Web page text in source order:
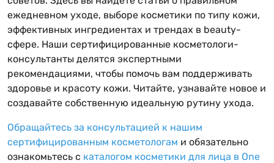
ежедневном уходе, выборе косметики по типу кожи,
эффективных ингредиентах и трендах в beauty-
сфере. Наши сертифицированные косметологи-
консультанты делятся экспертными
рекомендациями, чтобы помочь вам поддерживать
здоровье и красоту кожи. Читайте, узнавайте новое и
создавайте собственную идеальную рутину ухода.
Обращайтесь за консультацией к нашим
сертифицированным косметологам и обязательно
ознакомьтесь с каталогом косметики для лица в One